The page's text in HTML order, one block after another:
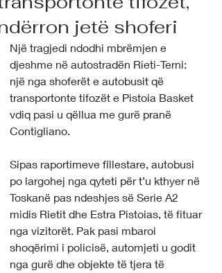
jetë shoferi
Një tragjedi ndodhi mbrëmjen e
djeshme në autostradën Rieti-Terni:
një nga shoferët e autobusit që
transportonte tifozët e Pistoia Basket
vdiq pasi u qëllua me gurë pranë
Contigliano.
Sipas raportimeve fillestare, autobusi
po largohej nga qyteti për t’u kthyer në
Toskanë pas ndeshjes së Serie A2
midis Rietit dhe Estra Pistoias, të fituar
nga vizitorët. Pak pasi mbaroi
shoqërimi i policisë, automjeti u godit
nga gurë dhe objekte të tjera të